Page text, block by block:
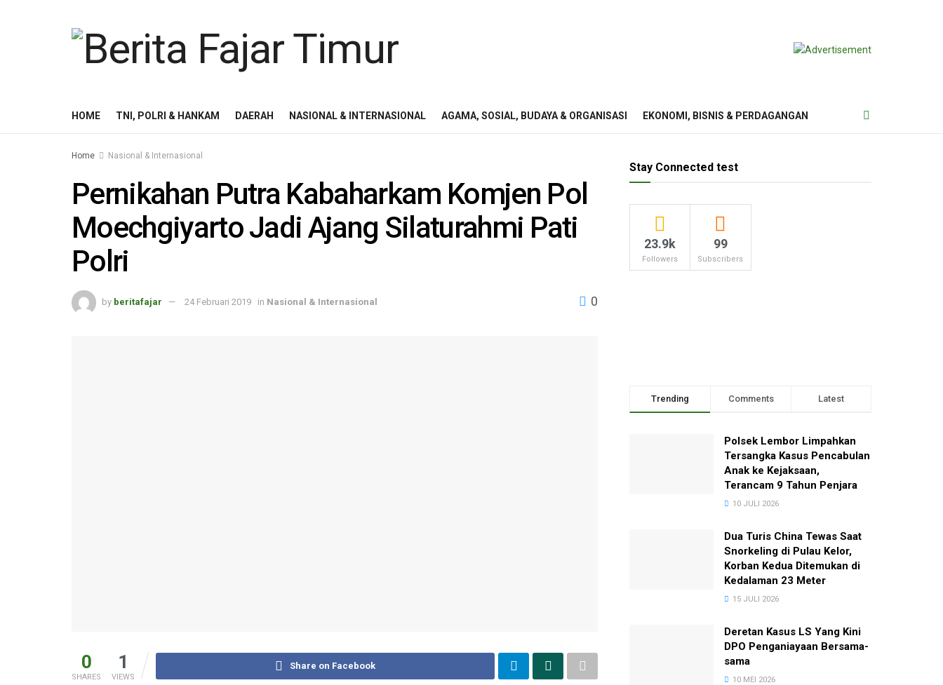
HOME TNI, POLRI & HANKAM DAERAH NASIONAL & INTERNASIONAL AGAMA, SOSIAL, BUDAYA & ORGANISASI EKONOMI, BISNIS & PERDAGANGAN
Home Nasional & Internasional
Pernikahan Putra Kabaharkam Komjen Pol
Moechgiyarto Jadi Ajang Silaturahmi Pati
Polri
by beritafajar 24 Februari 2019 in Nasional & Internasional 0
0
SHARES
1
VIEWS
Share on Facebook
Stay Connected test
23.9k
Followers
99
Subscribers
Trending Comments Latest
Polsek Lembor Limpahkan
Tersangka Kasus Pencabulan
Anak ke Kejaksaan,
Terancam 9 Tahun Penjara
10 JULI 2026
Dua Turis China Tewas Saat
Snorkeling di Pulau Kelor,
Korban Kedua Ditemukan di
Kedalaman 23 Meter
15 JULI 2026
Deretan Kasus LS Yang Kini
DPO Penganiayaan Bersama-
sama
10 MEI 2026